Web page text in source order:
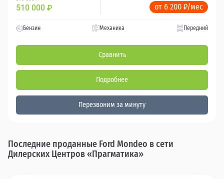
510 000 ₽ от 6 200 ₽/мес
Бензин Механика Передний
Сравнить
Подробнее
Перезвоним за минуту
Последние проданные Ford Mondeo в сети
Дилерских Центров «Прагматика»